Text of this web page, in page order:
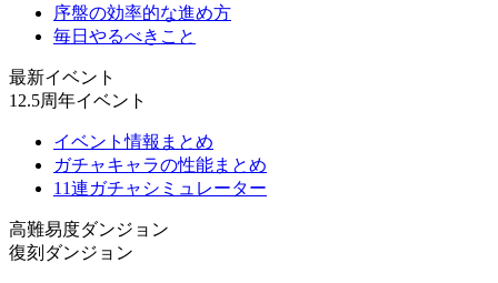
序盤の効率的な進め方
毎日やるべきこと
最新イベント
12.5周年イベント
イベント情報まとめ
ガチャキャラの性能まとめ
11連ガチャシミュレーター
高難易度ダンジョン
復刻ダンジョン